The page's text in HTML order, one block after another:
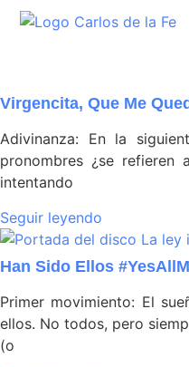
Virgencita, Que Me
Adivinanza: En la
pronombres ¿se
intentando
Seguir leyendo
Han Sido Ellos
Primer movimiento: El
ellos. No todos, pero
(o